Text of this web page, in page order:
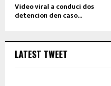
Video viral a conduci dos
detencion den caso...
LATEST TWEET